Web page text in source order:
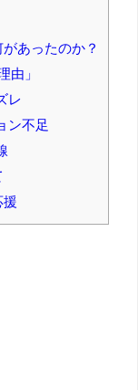
あったのか？
由」
レ
ン不足
援